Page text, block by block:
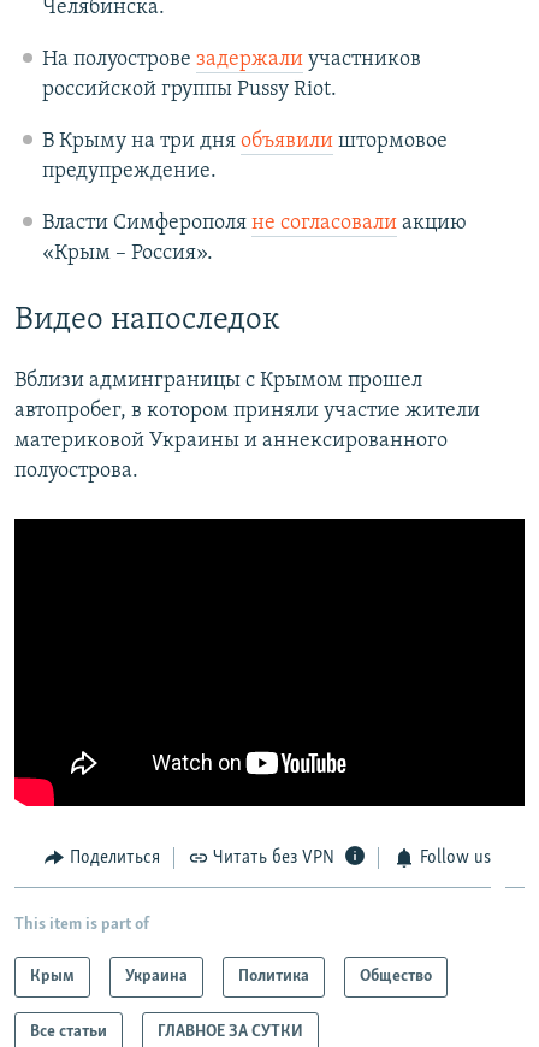
Челябинска.
На полуострове задержалиучастников
российской группы Pussy Riot.
В Крыму на три дня объявилиштормовое
предупреждение.
Власти Симферополя не согласовалиакцию
«Крым – Россия».
Видео напоследок
Вблизи админграницы с Крымом прошел
автопробег, в котором приняли участие жители
материковой Украины и аннексированного
полуострова.
Поделиться Читать без VPN Follow us
This item is part of
Крым Украина Политика Общество
Все статьи ГЛАВНОЕ ЗА СУТКИ